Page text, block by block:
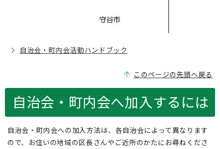
自治会・町内会活動ハンドブック
このページの先頭へ戻る
自治会・町内会へ加入するには
自治会・町内会への加入方法は、各自治会によって異なります
ので、お住いの地域の区長さんやご近所のかたにお尋ねくださ